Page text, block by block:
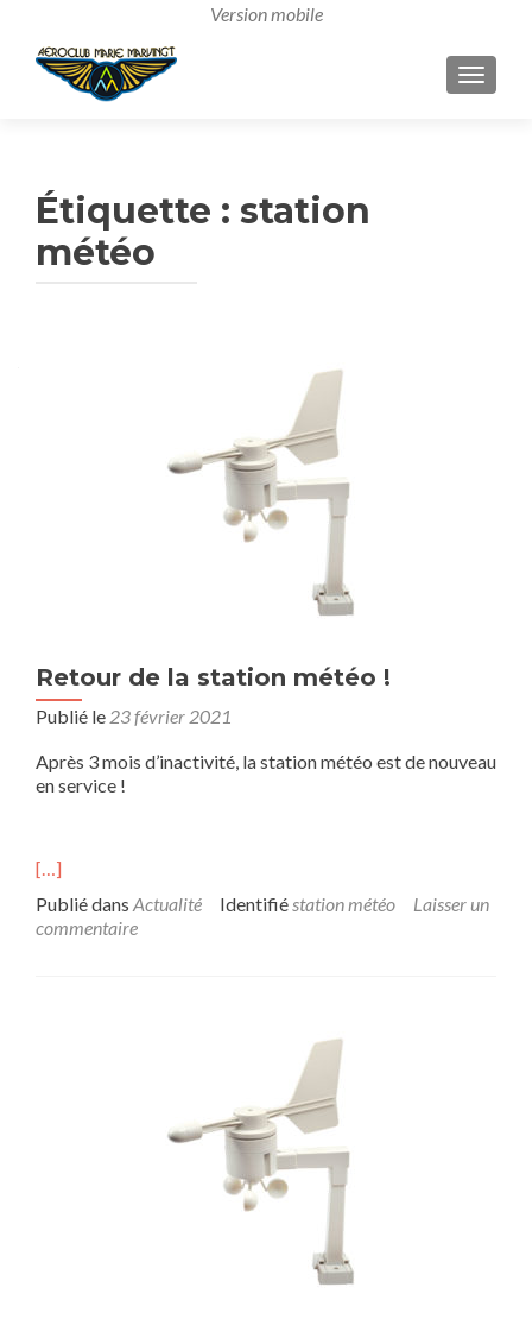
Étiquette : station
météo
Retour de la station météo !
Publié le 23 février 2021
Après 3 mois d’inactivité, la station météo est de nouveau
en service !
[…]
Publié dans Actualité Identifiéstation météo
Laisser un
commentaire